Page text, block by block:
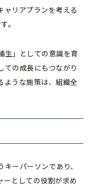
ャリアプランを考える
。
生」としての意識を育
ての成長にもつながり
ような施策は、組織全
ーパーソンであり、
ーとしての役割が求め